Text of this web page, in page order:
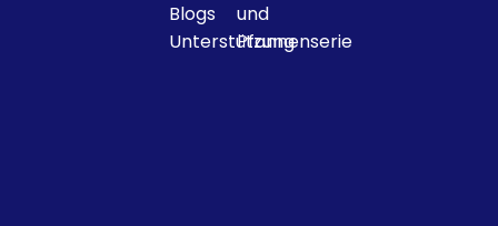
Blogs
Unterstützung
und
Pfannenserie